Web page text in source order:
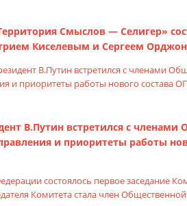
Смыслов — Селигер»
Киселевым и Сергеем
В.Путин встретился с
и приоритеты работы